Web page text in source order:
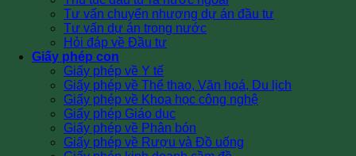
Tư vấn chuyển nhượng dự án đầu tư
Tư vấn dự án trong nước
Hỏi đáp về Đầu tư
Giấy phép con
Giấy phép về Y tế
Giấy phép về Thể thao, Văn hoá, Du lịch
Giấy phép về Khoa học công nghệ
Giấy phép Giáo dục
Giấy phép về Phân bón
Giấy phép về Rượu và Đồ uống